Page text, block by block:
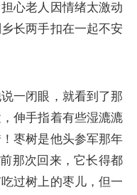
心老人因情绪太激动
长两手扣在一起不安
一闭眼，就看到了那
伸手指着有些湿漉漉
枣树是他头参军那年
那次回来，它长得都
过树上的枣儿，但一